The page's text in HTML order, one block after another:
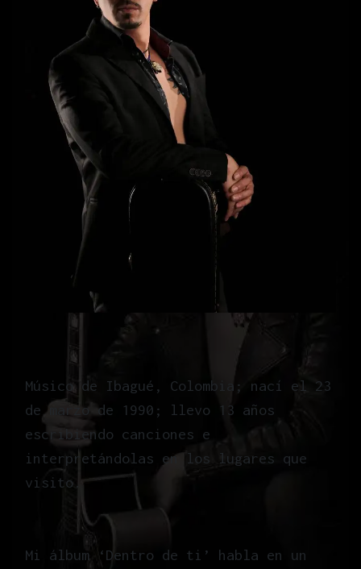
Músico de Ibagué, Colombia; nací el 23
de marzo de 1990; llevo 13 años
escribiendo canciones e
interpretándolas en los lugares que
visito.
Mi álbum ‘Dentro de ti’ habla en un